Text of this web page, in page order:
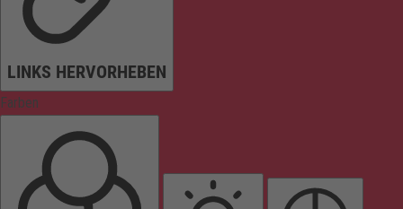
LINKS HERVORHEBEN
Farben